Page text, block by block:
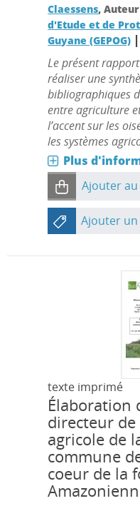
Claessens, Auteur
d'Etude et de
Guyane (GEPOG)
Le présent
réaliser une
bibliographiques
entre agriculture
l’accent sur les
les systèmes
Plus
Ajouter
Ajouter
texte imprimé
Élaboration
directeur
agricole de
commune
coeur de la